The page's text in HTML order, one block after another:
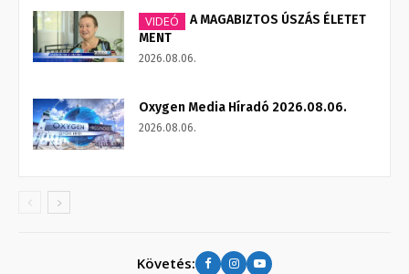
VIDEÓ
A MAGABIZTOS ÚSZÁS ÉLETET
MENT
2026.08.06.
Oxygen Media Híradó 2026.08.06.
2026.08.06.
Követés: